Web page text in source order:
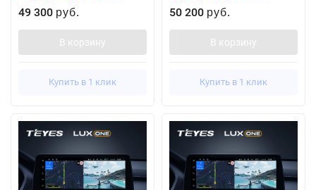
49 300 руб.
В корзину
Купить в 1 клик
50 200 руб.
В корзину
Купить в 1 клик